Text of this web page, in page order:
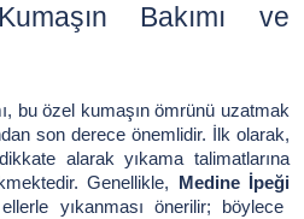
Bakımı ve
bu özel kumaşın ömrünü uzatmak
son derece önemlidir. İlk olarak,
alarak yıkama talimatlarına
Genellikle,
Medine İpeği
yıkanması önerilir; böylece